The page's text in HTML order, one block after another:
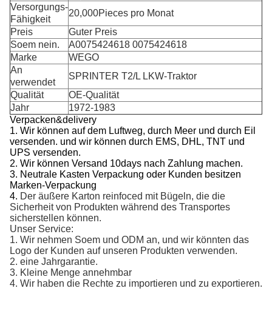
Versorgungs-
Fähigkeit
20,000Pieces pro Monat
Preis
Guter Preis
Soem nein.
A0075424618 0075424618
Marke
WEGO
An
verwendet
SPRINTER T2/L LKW-Traktor
Qualität
OE-Qualität
Jahr
1972-1983
Verpacken&delivery
1. Wir können auf dem Luftweg, durch Meer und durch Eil
versenden. und wir können durch EMS, DHL, TNT und
UPS versenden.
2. Wir können Versand 10days nach Zahlung machen.
3. Neutrale Kasten Verpackung oder Kunden besitzen
Marken-Verpackung
4. Der äußere Karton reinfoced mit Bügeln, die die
Sicherheit von Produkten während des Transportes
sicherstellen können.
Unser Service:
1. Wir nehmen Soem und ODM an, und wir könnten das
Logo der Kunden auf unseren Produkten verwenden.
2. eine Jahrgarantie.
3. Kleine Menge annehmbar
4. Wir haben die Rechte zu importieren und zu exportieren.